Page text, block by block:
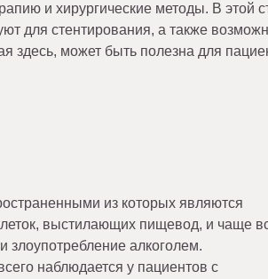
и хирургические методы. В этой
для стентирования, а также
здесь, может быть полезна для
из которых являются
выстилающих пищевод, и чаще
злоупотребление алкоголем.
наблюдается у пациентов с